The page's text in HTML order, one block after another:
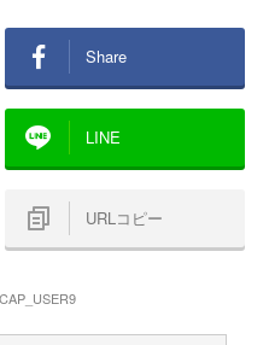
Share
LINE
URLコピー